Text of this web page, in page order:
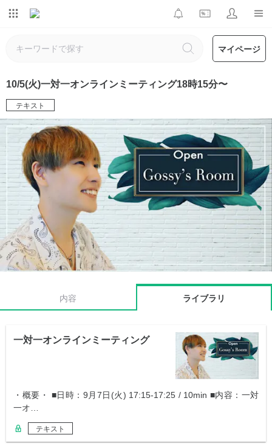
マイページ
10/5(火)一対一オンラインミーティング18時15分〜
テキスト
内容 ライブラリ
一対一オンラインミーティング
・概要・ ■日時：9月7日(火) 17:15-17:25 / 10min ■内容：一対
一オ…
テキスト